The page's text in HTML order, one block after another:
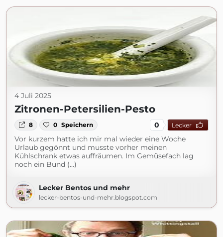
4 Juli 2025
Zitronen-Petersilien-Pesto
8 0 Speichern 0 Lecker
Vor kurzem hatte ich mir mal wieder eine Woche
Urlaub gegönnt und musste vorher meinen
Kühlschrank etwas auffräumen. Im Gemüsefach lag
noch ein Bund (...)
Lecker Bentos und mehr
lecker-bentos-und-mehr.blogspot.com